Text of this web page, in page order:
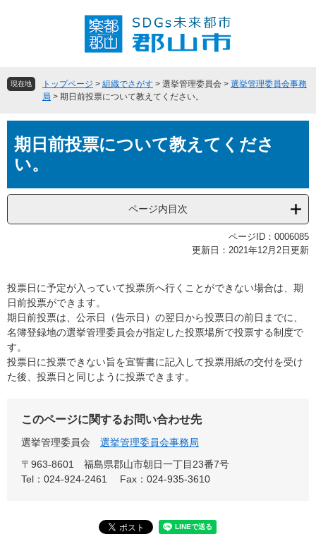
頭
飛現在地 トップページ > 組織でさがす > 選挙管理委員会 > 選挙管理委員会事務
局 > 期日前投票について教えてください。
文期日前投票について教えてくださ
い。
ページ内目次
ページID：0006085
更新日：2021年12月2日更新
投票日に予定が入っていて投票所へ行くことができない場合は、期
日前投票ができます。
期日前投票は、公示日（告示日）の翌日から投票日の前日までに、
名簿登録地の選挙管理委員会が指定した投票場所で投票する制度で
す。
投票日に投票できない旨を宣誓書に記入して投票用紙の交付を受け
た後、投票日と同じように投票できます。
このページに関するお問い合わせ先
選挙管理委員会
選挙管理委員会事務局
〒963-8601
福島県郡山市朝日一丁目23番7号
Tel：024-924-2461
Fax：024-935-3610